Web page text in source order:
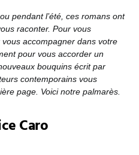
pendant l’été, ces romans ont
raconter. Pour vous
accompagner dans votre
pour vous accorder un
bouquins écrit par
contemporains vous
page. Voici notre palmarès.
Caro